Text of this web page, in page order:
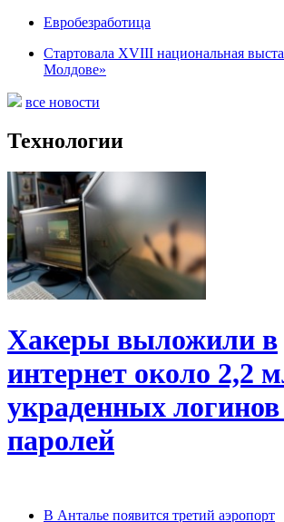
Евробезработица
Стартовала XVIII национальная
Молдове»
все новости
Технологии
Хакеры выложили в
интернет около 2,2
украденных
паролей
В Анталье появится третий аэропорт